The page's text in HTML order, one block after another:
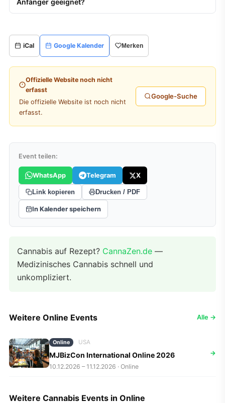
Anfänger geeignet?
iCal Google Kalender Merken
Offizielle Website noch nicht
erfasst
Die offizielle Website ist noch nicht
erfasst.
Google-Suche
Event teilen:
WhatsApp Telegram X
Link kopieren Drucken / PDF
In Kalender speichern
Cannabis auf Rezept? CannaZen.de —
Medizinisches Cannabis schnell und
unkompliziert.
Weitere Online Events Alle →
Online USA
MJBizCon International Online 2026
10.12.2026 – 11.12.2026 · Online
→
Weitere Cannabis Events in Online